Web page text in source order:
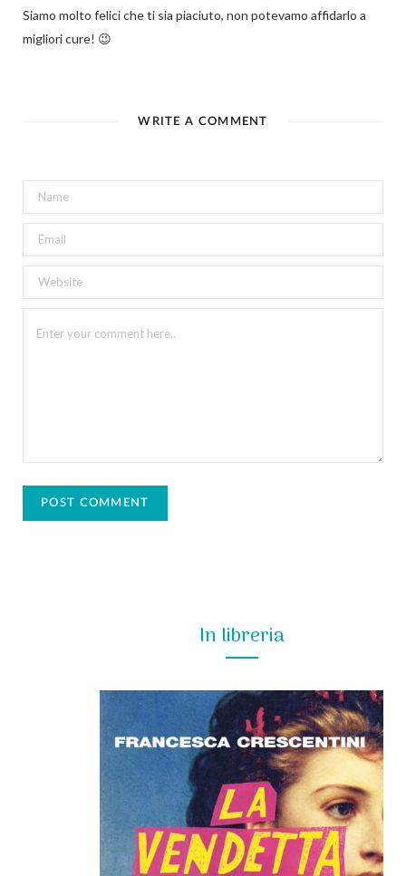
Siamo molto felici che ti sia piaciuto, non potevamo affidarlo a
migliori cure! 😉
WRITE A COMMENT
In libreria